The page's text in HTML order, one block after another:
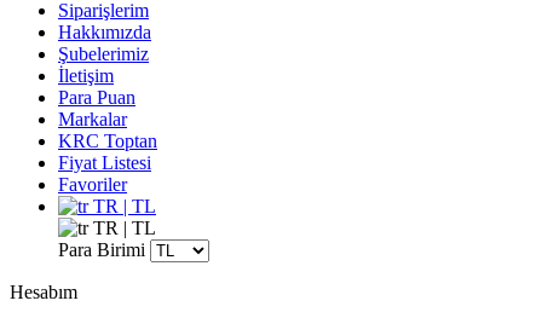
Siparişlerim
Hakkımızda
Şubelerimiz
İletişim
Para Puan
Markalar
KRC Toptan
Fiyat Listesi
Favoriler
TR | TL
TR | TL
Para Birimi
Hesabım